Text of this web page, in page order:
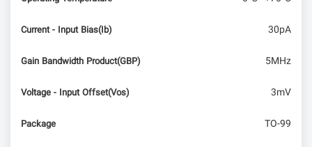
Current - Input Bias(Ib) 30pA
Gain Bandwidth Product(GBP) 5MHz
Voltage - Input Offset(Vos) 3mV
Package TO-99